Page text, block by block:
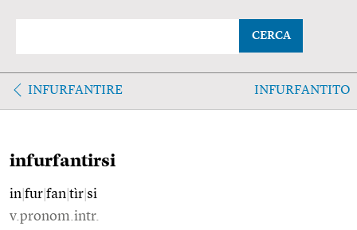
CERCA
INFURFANTIRE INFURFANTITO
infurfantirsi
in fur fan tìr si
v.pronom.intr.